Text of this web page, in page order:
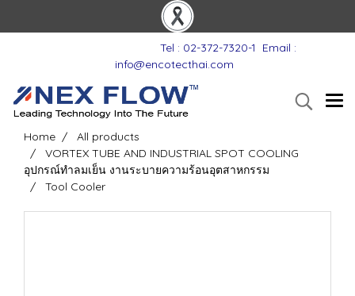
Tel : 02-372-7320-1
Email :
info@encotecthai.com
Home
All products
VORTEX TUBE AND INDUSTRIAL SPOT COOLING
อุปกรณ์ทำลมเย็น งานระบายความร้อนอุตสาหกรรม
Tool Cooler